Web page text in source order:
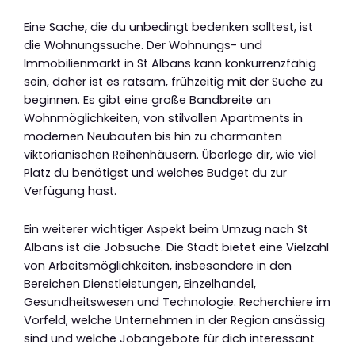
Eine Sache, die du unbedingt bedenken solltest, ist
die Wohnungssuche. Der Wohnungs- und
Immobilienmarkt in St Albans kann konkurrenzfähig
sein, daher ist es ratsam, frühzeitig mit der Suche zu
beginnen. Es gibt eine große Bandbreite an
Wohnmöglichkeiten, von stilvollen Apartments in
modernen Neubauten bis hin zu charmanten
viktorianischen Reihenhäusern. Überlege dir, wie viel
Platz du benötigst und welches Budget du zur
Verfügung hast.
Ein weiterer wichtiger Aspekt beim Umzug nach St
Albans ist die Jobsuche. Die Stadt bietet eine Vielzahl
von Arbeitsmöglichkeiten, insbesondere in den
Bereichen Dienstleistungen, Einzelhandel,
Gesundheitswesen und Technologie. Recherchiere im
Vorfeld, welche Unternehmen in der Region ansässig
sind und welche Jobangebote für dich interessant